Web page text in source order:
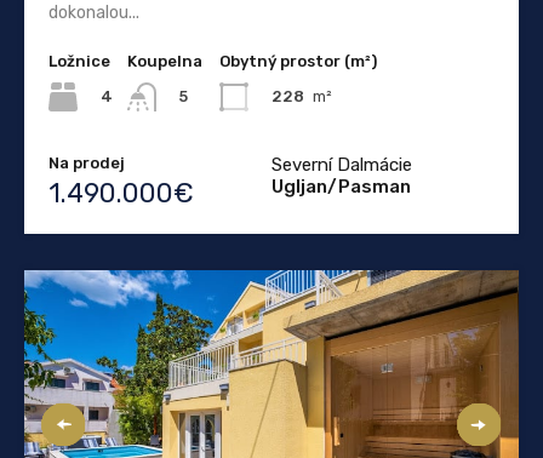
dokonalou...
Ložnice
4
Koupelna
5
Obytný prostor (m²)
228 m²
Na prodej
1.490.000€
Severní Dalmácie
Ugljan/Pasman